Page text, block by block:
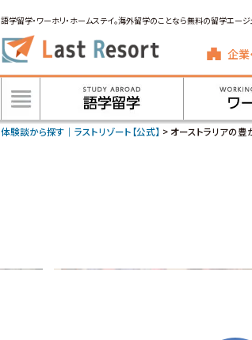
語学留学・ワーホリ・ホームステイ。海外留学のことなら無料の留学エージェ
企業
体験談から探す｜ラストリゾート【公式】 > オーストラリアの